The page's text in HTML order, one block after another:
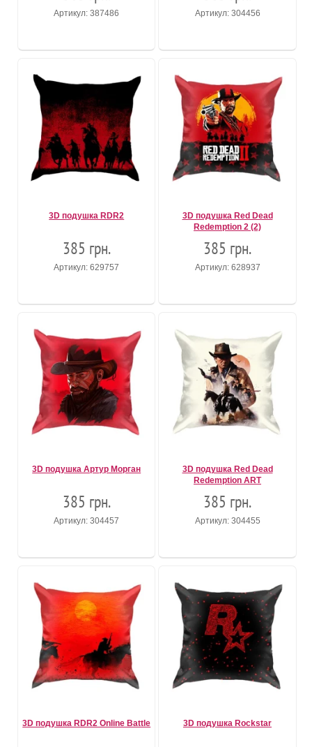
Артикул: 387486 Артикул: 304456
3D подушка RDR2
385 грн.
Артикул: 629757
3D подушка Red Dead
Redemption 2 (2)
385 грн.
Артикул: 628937
3D подушка Артур Морган
385 грн.
Артикул: 304457
3D подушка Red Dead
Redemption ART
385 грн.
Артикул: 304455
3D подушка RDR2 Online Battle 3D подушка Rockstar